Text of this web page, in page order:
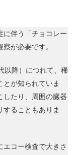
に伴う「チョコレー
が必要です。
以降）につれて、稀
とが知られていま
したり、周囲の臓器
することもありま
エコー検査で大きさ